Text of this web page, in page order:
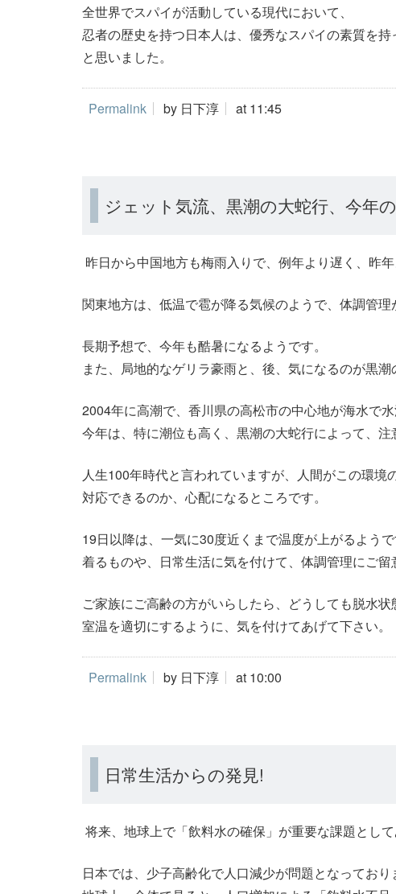
全世界でスパイが活動している現代において、
忍者の歴史を持つ日本人は、優秀なスパイの素質を
と思いました。
Permalink by 日下淳 at 11:45
ジェット気流、黒潮の大蛇行、今年
昨日から中国地方も梅雨入りで、例年より遅く、昨年
関東地方は、低温で雹が降る気候のようで、体調管理
長期予想で、今年も酷暑になるようです。
また、局地的なゲリラ豪雨と、後、気になるのが黒潮
2004年に高潮で、香川県の高松市の中心地が海水で水
今年は、特に潮位も高く、黒潮の大蛇行によって、注
人生100年時代と言われていますが、人間がこの環境
対応できるのか、心配になるところです。
19日以降は、一気に30度近くまで温度が上がるようで
着るものや、日常生活に気を付けて、体調管理にご留
ご家族にご高齢の方がいらしたら、どうしても脱水状
室温を適切にするように、気を付けてあげて下さい。
Permalink by 日下淳 at 10:00
日常生活からの発見!
将来、地球上で「飲料水の確保」が重要な課題として
日本では、少子高齢化で人口減少が問題となっており